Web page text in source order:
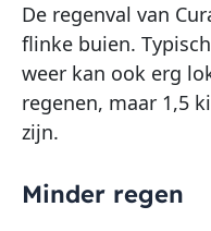
De regenval van
flinke buien.
weer kan ook erg
regenen, maar 1,5
zijn.
Minder regen